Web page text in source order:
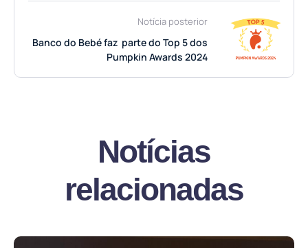
Notícia posterior
Banco do Bebé faz parte do Top 5 dos
Pumpkin Awards 2024
Notícias
relacionadas